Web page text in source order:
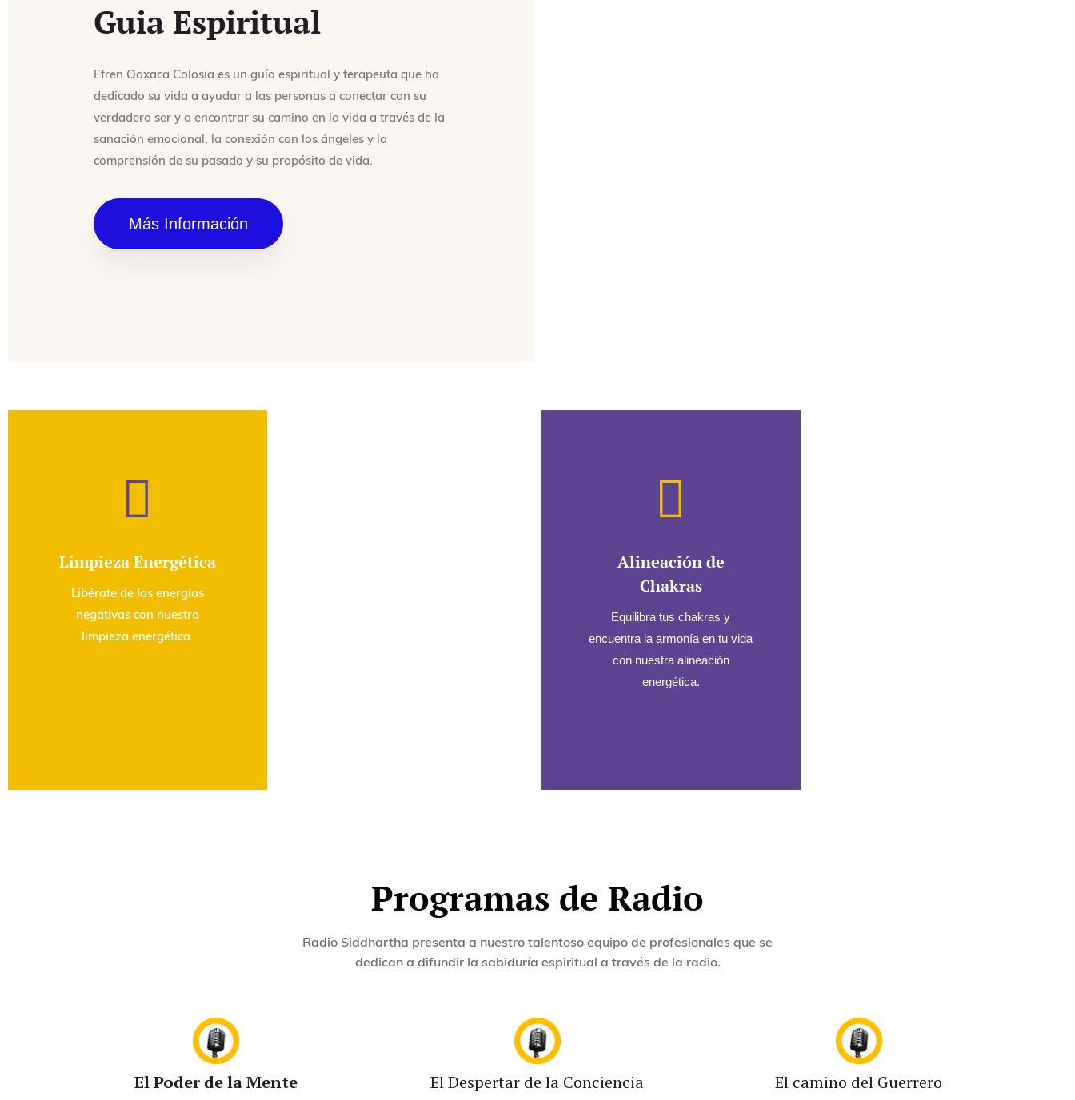
Guia Espiritual
Efren Oaxaca Colosia es un guía espiritual y terapeuta que ha
dedicado su vida a ayudar a las personas a conectar con su
verdadero ser y a encontrar su camino en la vida a través de la
sanación emocional, la conexión con los ángeles y la
comprensión de su pasado y su propósito de vida.
Más Información

Limpieza Energética
Libérate de las energías
negativas con nuestra
limpieza energética.

Alineación de
Chakras
Equilibra tus chakras y
encuentra la armonía en tu vida
con nuestra alineación
energética.
Programas de Radio
Radio Siddhartha presenta a nuestro talentoso equipo de profesionales que se
dedican a difundir la sabiduría espiritual a través de la radio.
El Poder de la Mente El Despertar de la Conciencia El camino del Guerrero